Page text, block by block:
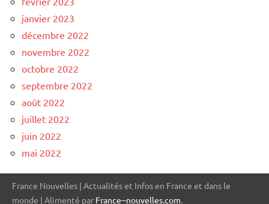
janvier 2023
décembre 2022
novembre 2022
octobre 2022
septembre 2022
août 2022
juillet 2022
juin 2022
mai 2022
France Nouvelles | Actualités et Infos en France et dans le
monde | Alimenté par France--nouvelles.com.